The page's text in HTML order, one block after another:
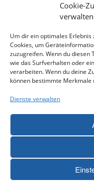
Cookie-
verwalten
Um dir ein optimales
Cookies, um
zuzugreifen. Wenn du diesen
wie das Surfverhalten oder
verarbeiten. Wenn du deine
können bestimmte
Dienste verwalten
Nachbarschaftshilfe
Diese Projekt
für Familie,